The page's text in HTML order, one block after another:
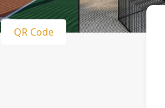
QR Code